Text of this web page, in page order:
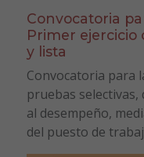
Convocatoria
Primer ejercicio
y lista
Convocatoria para
pruebas
al desempeño,
del puesto de